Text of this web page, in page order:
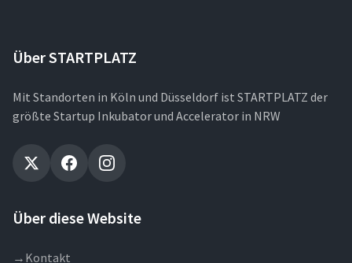
Über STARTPLATZ
Mit Standorten in Köln und Düsseldorf ist STARTPLATZ der
größte Startup Inkubator und Accelerator in NRW
Über diese Website
→ Kontakt